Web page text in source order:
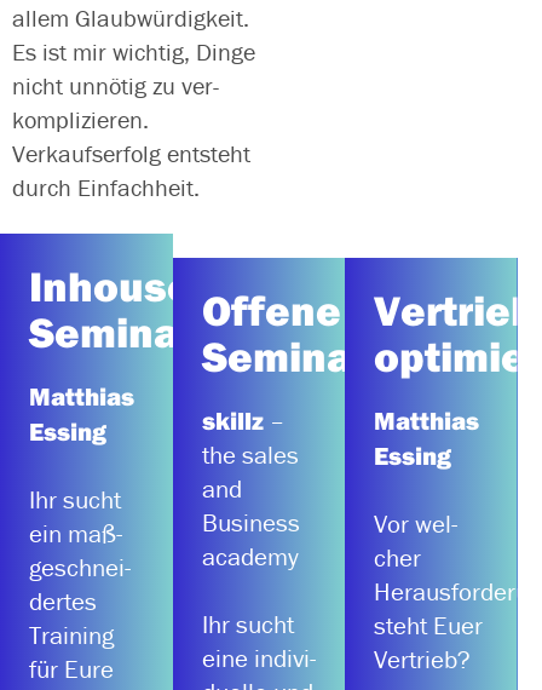
allem Glaubwürdigkeit.
Es ist mir wich­tig, Dinge
nicht unnö­tig zu ver­
kom­pli­zie­ren.
Verkaufserfolg ent­steht
durch Einfachheit.
Inhouse
Seminare
Matthias
Essing
Ihr sucht
ein maß­
ge­schnei­
der­tes
Training
für Eure
Matthias
Essing fin­
det Ihr
Inhouse-
Seminare,
die genau
auf Eure
Bedürfnisse
zuge­schnit­
ten sind:
Wir ent­wi­
ckeln indi­
Offene
Seminare
skillz –
the sales
and
Business
academy
Ihr sucht
eine indi­vi­
Bei skillz
gibt es
über 200
ne
Seminare
Vertrieb &
Verkauf,
Management
& Führung
Matthias
Essing
Vor wel­
cher
steht Euer
Vertrieb?